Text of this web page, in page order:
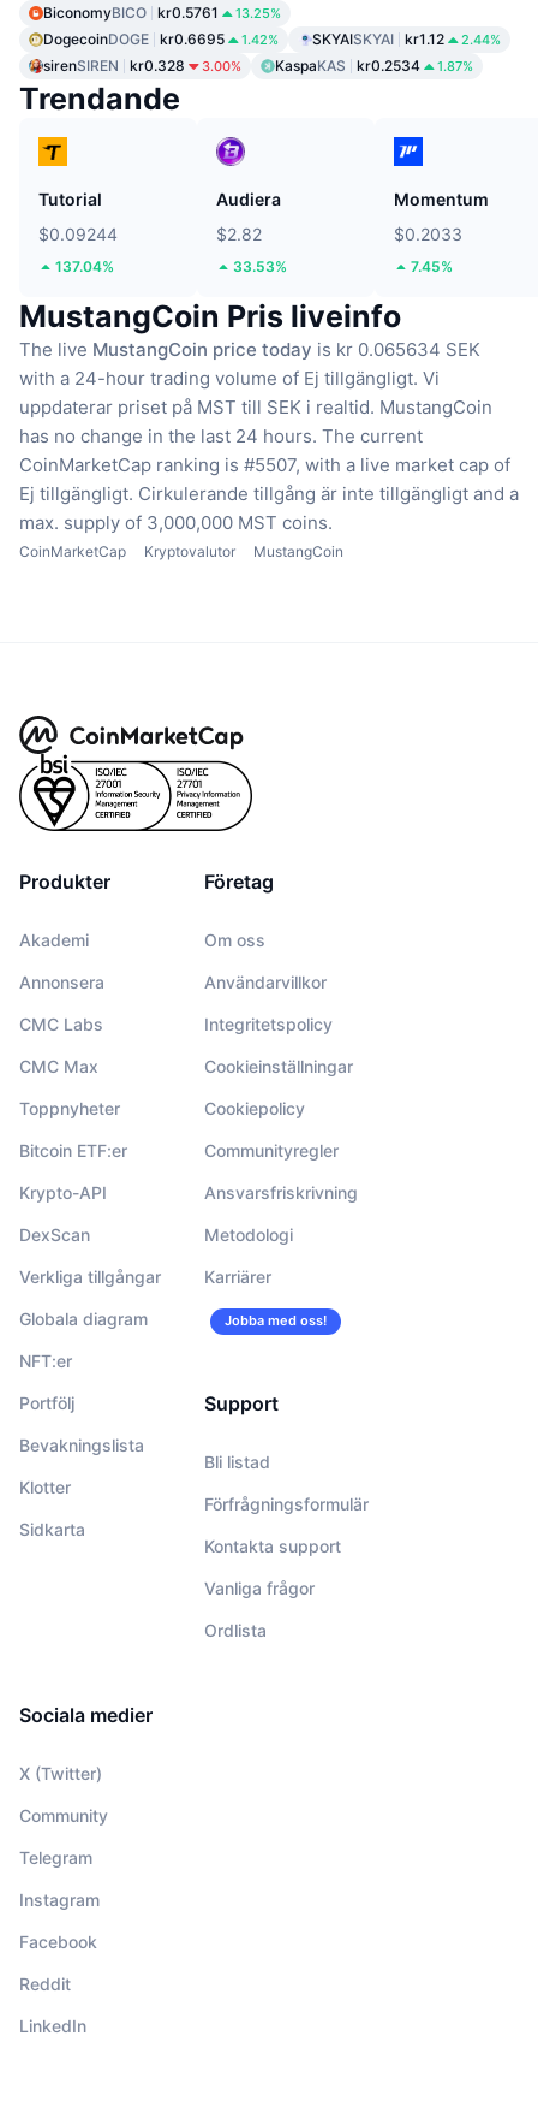
BiconomyBICO kr0.5761 13.25%
DogecoinDOGE kr0.6695 1.42% SKYAISKYAI kr1.12 2.44%
sirenSIREN kr0.328 3.00% KaspaKAS kr0.2534 1.87%
Trendande
Tutorial
$0.09244
137.04%
Audiera
$2.82
33.53%
Momentum
$0.2033
7.45%
MustangCoin Pris liveinfo
The live MustangCoin price today is kr 0.065634 SEK
with a 24-hour trading volume of Ej tillgängligt. Vi
uppdaterar priset på MST till SEK i realtid. MustangCoin
has no change in the last 24 hours. The current
CoinMarketCap ranking is #5507, with a live market cap of
Ej tillgängligt. Cirkulerande tillgång är inte tillgängligt and a
max. supply of 3,000,000 MST coins.
CoinMarketCap Kryptovalutor MustangCoin
Produkter
Akademi
Annonsera
CMC Labs
CMC Max
Toppnyheter
Bitcoin ETF:er
Krypto-API
DexScan
Verkliga tillgångar
Globala diagram
NFT:er
Portfölj
Bevakningslista
Klotter
Sidkarta
Företag
Om oss
Användarvillkor
Integritetspolicy
Cookieinställningar
Cookiepolicy
Communityregler
Ansvarsfriskrivning
Metodologi
Karriärer
Jobba med oss!
Support
Bli listad
Förfrågningsformulär
Kontakta support
Vanliga frågor
Ordlista
Sociala medier
X (Twitter)
Community
Telegram
Instagram
Facebook
Reddit
LinkedIn